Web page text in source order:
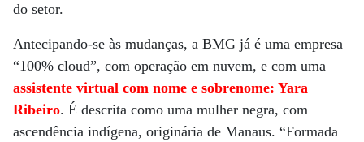
do setor.
Antecipando-se às mudanças, a BMG já é uma empresa
“100% cloud”, com operação em nuvem, e com uma
assistente virtual com nome e sobrenome: Yara
Ribeiro. É descrita como uma mulher negra, com
ascendência indígena, originária de Manaus. “Formada